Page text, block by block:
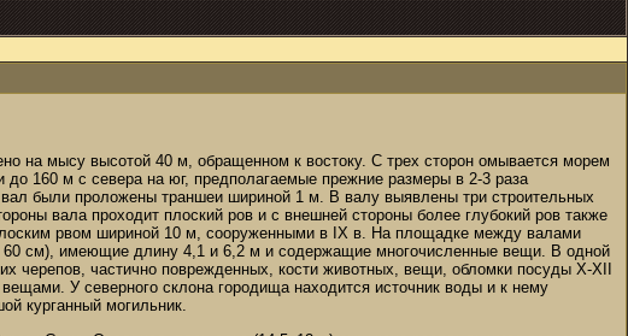
на мысу высотой 40 м, обращенном к востоку. С трех сторон омывается морем
160 м с севера на юг, предполагаемые прежние размеры в 2-3 раза
были проложены траншеи шириной 1 м. В валу выявлены три строительных
вала проходит плоский ров и с внешней стороны более глубокий ров также
рвом шириной 10 м, сооруженными в IX в. На площадке между валами
60 см), имеющие длину 4,1 и 6,2 м и содержащие многочисленные вещи. В одной
черепов, частично поврежденных, кости животных, вещи, обломки посуды X-XII
У северного склона городища находится источник воды и к нему
курганный могильник.